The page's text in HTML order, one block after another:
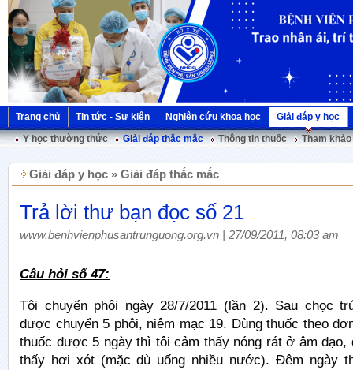
Trang chủ Tin tức - Sự kiện Nghiên cứu khoa học
Giải đáp y học
Y học thường thức
Giải đáp thắc mắc Thông tin thuốc Tham
Giải đáp y học » Giải đáp thắc mắc
Trả lời thư bạn đọc số 21
www.benhvienphusantrunguong.org.vn | 27/09/2011, 08:03 am
Câu hỏi số 47:
Tôi chuyển phôi ngày 28/7/2011 (lần 2). Sau chọc
được chuyển 5 phôi, niêm mạc 19. Dùng thuốc theo
thuốc được 5 ngày thì tôi cảm thấy nóng rát ở âm đạo,
thấy hơi xót (mặc dù uống nhiều nước). Đêm ngày